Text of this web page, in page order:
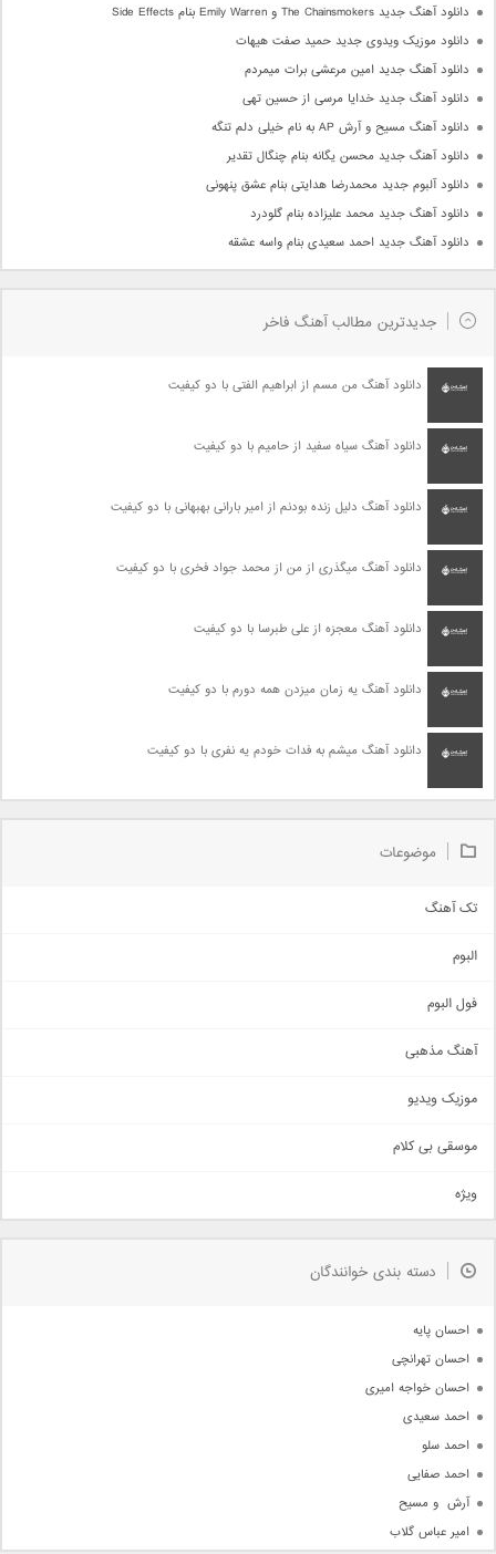
دانلود آهنگ جدید The Chainsmokers و Emily Warren بنام Side Effects
دانلود موزیک ویدوی جدید حمید صفت هیهات
دانلود آهنگ جدید امین مرعشی برات میمردم
دانلود آهنگ جدید خدایا مرسی از حسین تهی
دانلود آهنگ مسیح و آرش AP به نام خیلی دلم تنگه
دانلود آهنگ جدید محسن یگانه بنام چنگال تقدیر
دانلود آلبوم جدید محمدرضا هدایتی بنام عشق پنهونی
دانلود آهنگ جدید محمد علیزاده بنام گلودرد
دانلود آهنگ جدید احمد سعیدی بنام واسه عشقه
جدیدترین مطالب آهنگ فاخر
دانلود آهنگ من مسم از ابراهیم الفتی با دو کیفیت
دانلود آهنگ سیاه سفید از حامیم با دو کیفیت
دانلود آهنگ دلیل زنده بودنم از امیر بارانی بهبهانی با دو کیفیت
دانلود آهنگ میگذری از من از محمد جواد فخری با دو کیفیت
دانلود آهنگ معجزه از علی طبرسا با دو کیفیت
دانلود آهنگ یه زمان میزدن همه دورم با دو کیفیت
دانلود آهنگ میشم به فدات خودم یه نفری با دو کیفیت
موضوعات
تک آهنگ
اجتماعی
حماسی
سنتی
اهنگ بندرعباسی
دمو
مذهبی
جدیدترین ها
البوم
فول البوم
آهنگ مذهبی
موزیک ویدیو
موسقی بی کلام
ویژه
دسته بندی خوانندگان
احسان پایه
احسان تهرانچی
احسان خواجه امیری
احمد سعیدی
احمد سلو
احمد صفایی
آرش  و مسیح
امیر عباس گلاب